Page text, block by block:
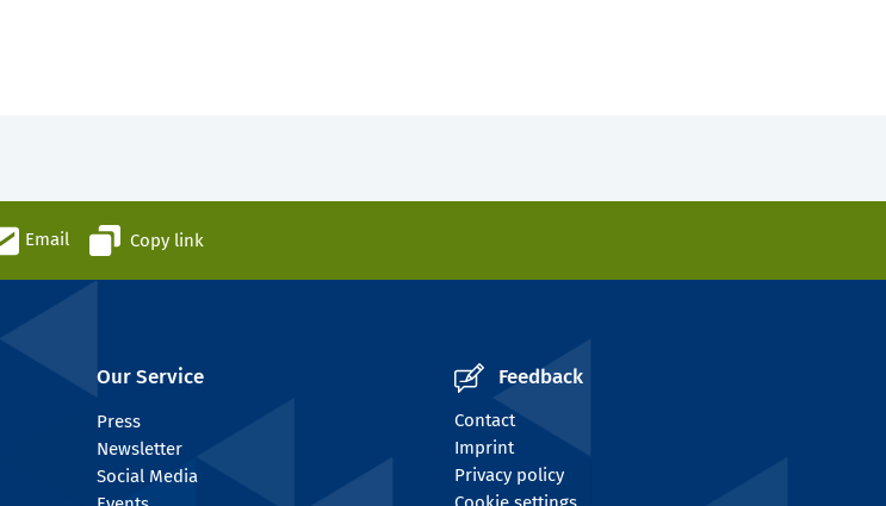
Email Copy link
Our Service
Press
Newsletter
Social Media
Feedback
Contact
Imprint
Privacy policy